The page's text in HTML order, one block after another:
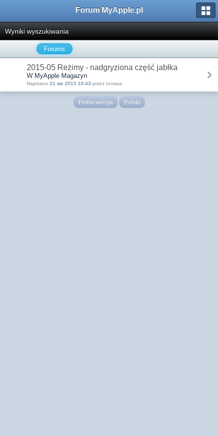
Forum MyApple.pl
Wyniki wyszukiwania
Forums
2015-05 Reżimy - nadgryziona część jabłka
W MyApple Magazyn
Napisano 21 sie 2015 10:43 przez tomasz
Pełna wersja Polski